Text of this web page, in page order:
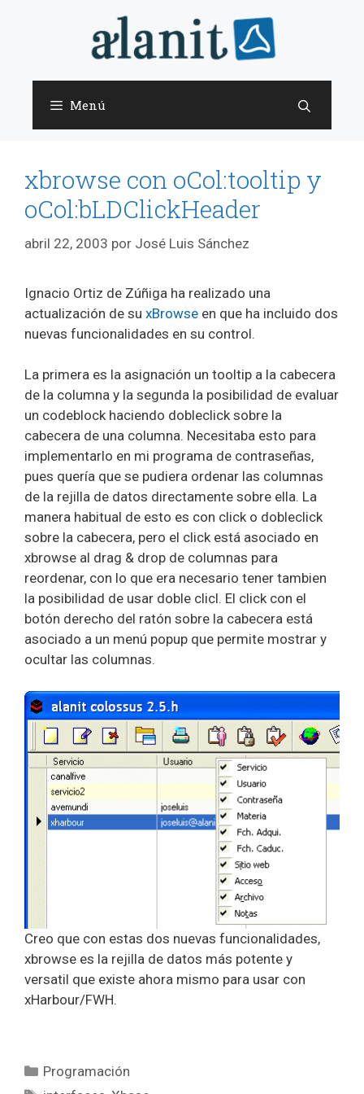
Menú
xbrowse con oCol:tooltip y
oCol:bLDClickHeader
abril 22, 2003 por José Luis Sánchez
Ignacio Ortiz de Zúñiga ha realizado una
actualización de su xBrowse en que ha incluido dos
nuevas funcionalidades en su control.
La primera es la asignación un tooltip a la cabecera
de la columna y la segunda la posibilidad de evaluar
un codeblock haciendo dobleclick sobre la
cabecera de una columna. Necesitaba esto para
implementarlo en mi programa de contraseñas,
pues quería que se pudiera ordenar las columnas
de la rejilla de datos directamente sobre ella. La
manera habitual de esto es con click o dobleclick
sobre la cabecera, pero el click está asociado en
xbrowse al drag & drop de columnas para
reordenar, con lo que era necesario tener tambien
la posibilidad de usar doble clicl. El click con el
botón derecho del ratón sobre la cabecera está
asociado a un menú popup que permite mostrar y
ocultar las columnas.
Creo que con estas dos nuevas funcionalidades,
xbrowse es la rejilla de datos más potente y
versatil que existe ahora mismo para usar con
xHarbour/FWH.
Categorías
Programación